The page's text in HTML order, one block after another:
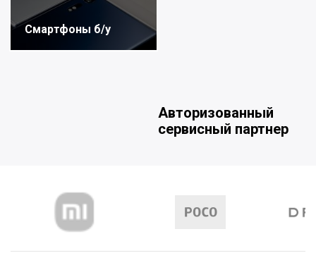
Смартфоны б/у
Авторизованный
сервисный партнер